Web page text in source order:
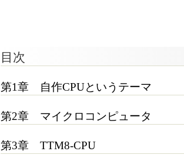
目次
第1章 自作CPUというテーマ
第2章 マイクロコンピュータ
第3章 TTM8-CPU